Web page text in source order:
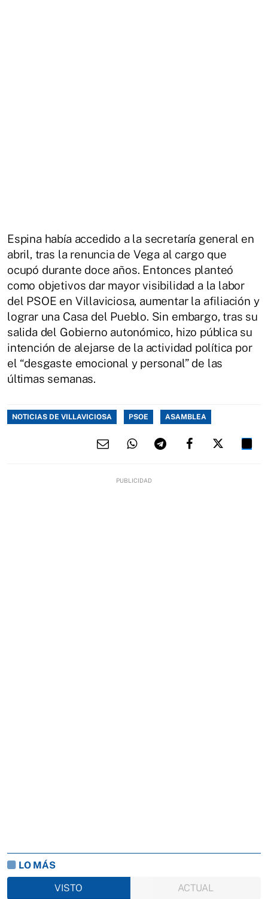
Espina había accedido a la secretaría general en
abril, tras la renuncia de Vega al cargo que
ocupó durante doce años. Entonces planteó
como objetivos dar mayor visibilidad a la labor
del PSOE en Villaviciosa, aumentar la afiliación y
lograr una Casa del Pueblo. Sin embargo, tras su
salida del Gobierno autonómico, hizo pública su
intención de alejarse de la actividad política por
el “desgaste emocional y personal” de las
últimas semanas.
NOTICIAS DE VILLAVICIOSA PSOE ASAMBLEA
LO MÁS
VISTO
ACTUAL